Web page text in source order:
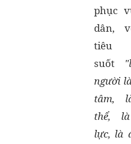
phục
dân,
tiêu
suốt
người
tâm,
thể,
lực, là